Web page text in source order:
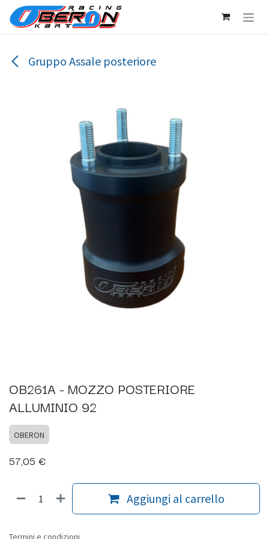
Passa al contenuto
Gruppo Assale posteriore
OB261A - MOZZO POSTERIORE
ALLUMINIO 92
OBERON
57,05 €
Aggiungi al carrello
Termini e condizioni